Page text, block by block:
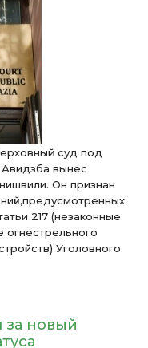
суд под
вынес
Он признан
217 (незаконные
Уголовного
за новый